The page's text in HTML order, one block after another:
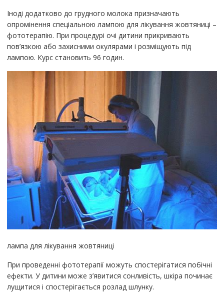
Іноді додатково до грудного молока призначають
опромінення спеціальною лампою для лікування жовтяниці –
фототерапію. При процедурі очі дитини прикривають
пов’язкою або захисними окулярами і розміщують під
лампою. Курс становить 96 годин.
лампа для лікування жовтяниці
При проведенні фототерапії можуть спостерігатися побічні
ефекти. У дитини може з’явитися сонливість, шкіра починає
лущитися і спостерігається розлад шлунку.